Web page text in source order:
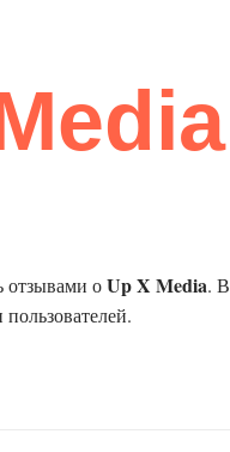
отзывами оUp X Media. В